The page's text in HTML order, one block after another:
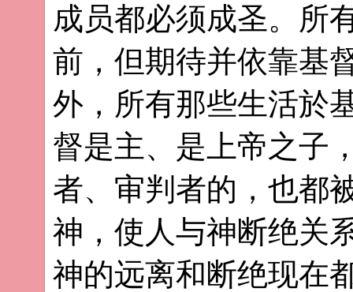
成员都必须成圣。所
前，但期待并依靠基
外，所有那些生活於
督是主、是上帝之子
者、审判者的，也都
神，使人与神断绝关
神的远离和断绝现在